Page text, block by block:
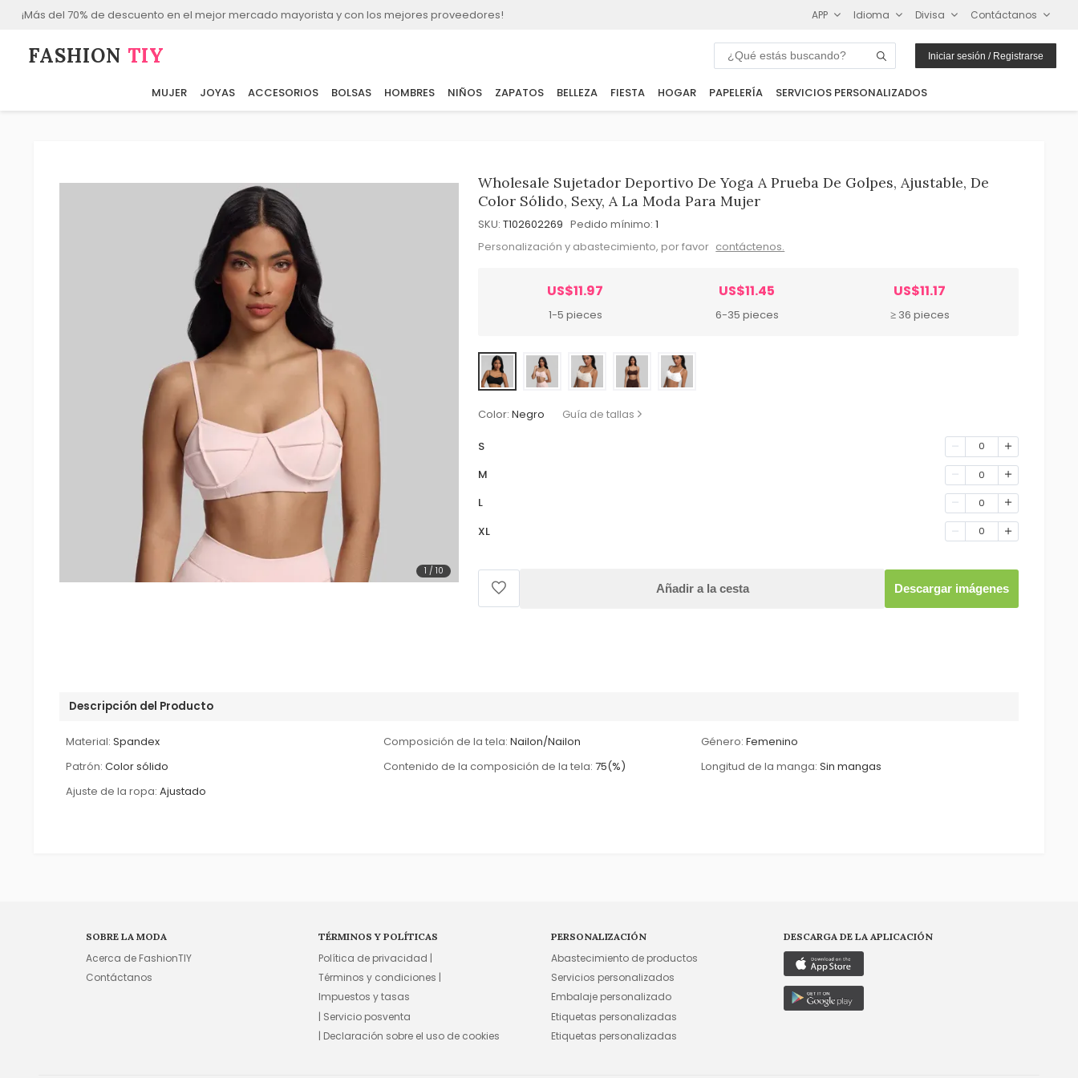
¡Más del 70% de descuento en el mejor mercado mayorista y con los mejores proveedores! APP Idioma Divisa Contáctanos
FASHION⁠ TIY Iniciar sesión / Registrarse
MUJER JOYAS ACCESORIOS BOLSAS HOMBRES NIÑOS ZAPATOS BELLEZA FIESTA HOGAR PAPELERÍA SERVICIOS PERSONALIZADOS
1 / 10
Wholesale Sujetador Deportivo De Yoga A Prueba De Golpes, Ajustable, De
Color Sólido, Sexy, A La Moda Para Mujer
SKU: T102602269 Pedido mínimo: 1
Personalización y abastecimiento, por favor contáctenos.
US$11.97
1-5 pieces
US$11.45
6-35 pieces
US$11.17
≥ 36 pieces
Color: Negro Guía de tallas
S 0
M 0
L 0
XL 0
Añadir a la cesta Descargar imágenes
Descripción del Producto
Material: Spandex Composición de la tela: Nailon/Nailon Género: Femenino
Patrón: Color sólido Contenido de la composición de la tela: 75(%) Longitud de la manga: Sin mangas
Ajuste de la ropa: Ajustado
SOBRE LA MODA
Acerca de FashionTIY
Contáctanos
TÉRMINOS Y POLÍTICAS
Política de privacidad |
Términos y condiciones |
Impuestos y tasas
| Servicio posventa
| Declaración sobre el uso de cookies
PERSONALIZACIÓN
Abastecimiento de productos
Servicios personalizados
Embalaje personalizado
Etiquetas personalizadas
Etiquetas personalizadas
DESCARGA DE LA APLICACIÓN